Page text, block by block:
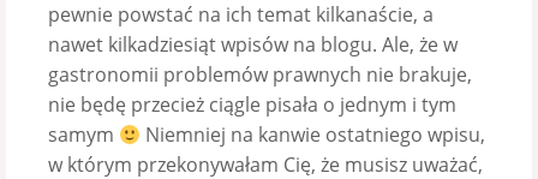
pewnie powstać na ich temat kilkanaście, a
nawet kilkadziesiąt wpisów na blogu. Ale, że w
gastronomii problemów prawnych nie brakuje,
nie będę przecież ciągle pisała o jednym i tym
samym
Niemniej na kanwie ostatniego wpisu,
w którym przekonywałam Cię, że musisz uważać,